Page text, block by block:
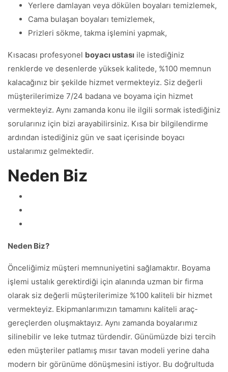
Yerlere damlayan veya dökülen boyaları temizlemek,
Cama bulaşan boyaları temizlemek,
Prizleri sökme, takma işlemini yapmak,
Kısacası profesyonel boyacı ustası ile istediğiniz
renklerde ve desenlerde yüksek kalitede, %100 memnun
kalacağınız bir şekilde hizmet vermekteyiz. Siz değerli
müşterilerimize 7/24 badana ve boyama için hizmet
vermekteyiz. Aynı zamanda konu ile ilgili sormak istediğiniz
sorularınız için bizi arayabilirsiniz. Kısa bir bilgilendirme
ardından istediğiniz gün ve saat içerisinde boyacı
ustalarımız gelmektedir.
Neden Biz
Neden Biz?
Önceliğimiz müşteri memnuniyetini sağlamaktır. Boyama
işlemi ustalık gerektirdiği için alanında uzman bir firma
olarak siz değerli müşterilerimize %100 kaliteli bir hizmet
vermekteyiz. Ekipmanlarımızın tamamını kaliteli araç-
gereçlerden oluşmaktayız. Aynı zamanda boyalarımız
silinebilir ve leke tutmaz türdendir. Günümüzde bizi tercih
eden müşteriler patlamış mısır tavan modeli yerine daha
modern bir görünüme dönüşmesini istiyor. Bu doğrultuda